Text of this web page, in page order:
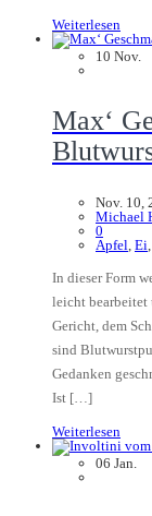
Weiterlesen
10 Nov.
Max‘
Nov. 10,
Michael
0
Apfel Ei
In dieser Form
leicht bearbeitet
Gericht, dem
sind
Gedanken
Ist […]
Weiterlesen
06 Jan.